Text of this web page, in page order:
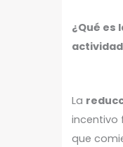
¿Qué es
La
incentivo
que